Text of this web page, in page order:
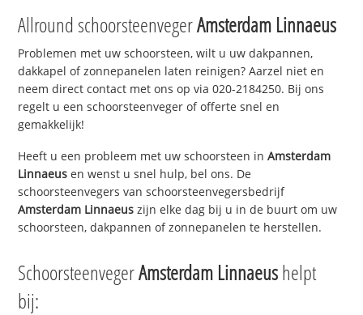
Allround schoorsteenvegerAmsterdam Linnaeus
Problemen met uw schoorsteen, wilt u uw dakpannen,
dakkapel of zonnepanelen laten reinigen? Aarzel niet en
neem direct contact met ons op via 020-2184250. Bij ons
regelt u een schoorsteenveger of offerte snel en
gemakkelijk!
Heeft u een probleem met uw schoorsteen inAmsterdam
Linnaeus en wenst u snel hulp, bel ons. De
schoorsteenvegers van schoorsteenvegersbedrijf
Amsterdam Linnaeus zijn elke dag bij u in de buurt om uw
schoorsteen, dakpannen of zonnepanelen te herstellen.
SchoorsteenvegerAmsterdam Linnaeushelpt
bij: